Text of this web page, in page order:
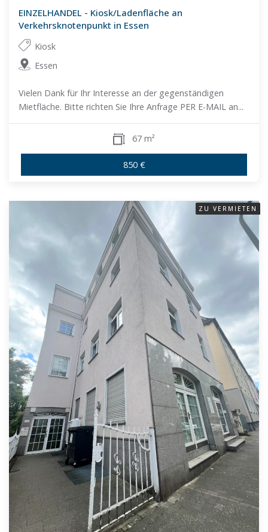
EINZELHANDEL - Kiosk/Ladenfläche an
Verkehrsknotenpunkt in Essen
Kiosk
Essen
Vielen Dank für Ihr Interesse an der gegenständigen
Mietfläche. Bitte richten Sie Ihre Anfrage PER E-MAIL an...
67 m²
850 €
ZU VERMIETEN